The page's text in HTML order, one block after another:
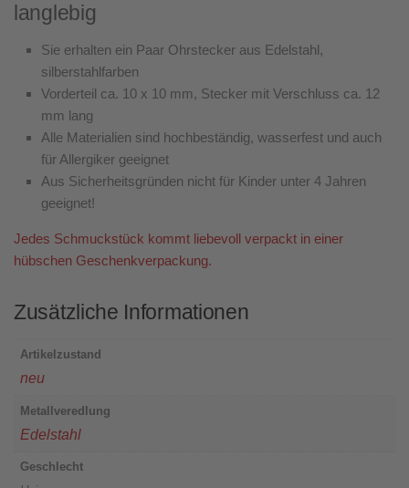
langlebig
Sie erhalten ein Paar Ohrstecker aus Edelstahl,
silberstahlfarben
Vorderteil ca. 10 x 10 mm, Stecker mit Verschluss ca. 12
mm lang
Alle Materialien sind hochbeständig, wasserfest und auch
für Allergiker geeignet
Aus Sicherheitsgründen nicht für Kinder unter 4 Jahren
geeignet!
Jedes Schmuckstück kommt liebevoll verpackt in einer
hübschen Geschenkverpackung.
Zusätzliche Informationen
Artikelzustand
neu
Metallveredlung
Edelstahl
Geschlecht